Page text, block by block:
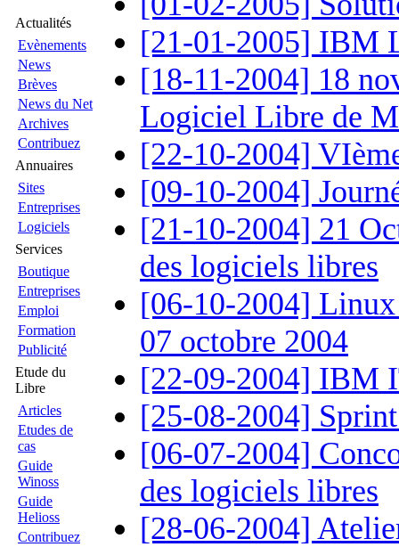
Actualités
Evènements
News
Brèves
News du Net
Archives
Contribuez
Annuaires
Sites
Entreprises
Logiciels
Services
Boutique
Entreprises
Emploi
Formation
Publicité
Etude du
Libre
Articles
Etudes de
cas
Guide
Winoss
Guide
Helioss
Contribuez
[21-01-2005] IBM
[18-11-2004] 18
Logiciel Libre de
[22-10-2004]
[09-10-2004]
[21-10-2004] 21
des logiciels libres
[06-10-2004] Linux
07 octobre 2004
[22-09-2004] IBM
[25-08-2004]
[06-07-2004]
des logiciels libres
[28-06-2004]